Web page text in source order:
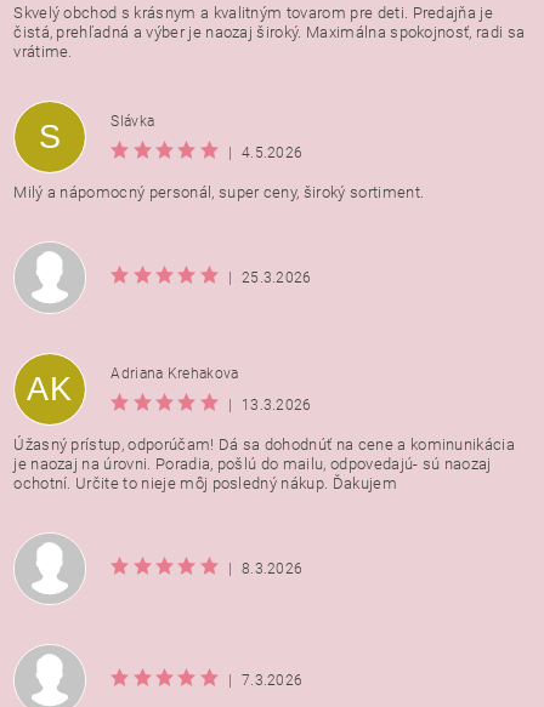
Vložením hodnotenie súhlasíte s
osobných údajov
Skvelý obchod s krásnym a kvalitným tovarom pre deti. Predajňa je
čistá, prehľadná a výber je naozaj široký. Maximálna spokojnosť, radi sa
vrátime.
S
Slávka
4.5.2026
Milý a nápomocný personál, super ceny, široký sortiment.
25.3.2026
AK
Adriana Krehakova
13.3.2026
Úžasný prístup, odporúčam! Dá sa dohodnúť na cene a kominunikácia
je naozaj na úrovni. Poradia, pošlú do mailu, odpovedajú- sú naozaj
ochotní. Určite to nieje môj posledný nákup. Ďakujem
8.3.2026
7.3.2026